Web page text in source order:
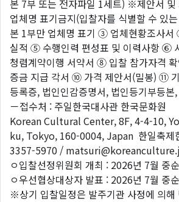
본 7부 또는 전자파일 1세트) ※제안서 및
업체명 표기금지(입찰자를 식별할 수 있
본 1부만 업체명 표기 ③ 업체현황조사
실적 ⑤ 수행인력 편성표 및 이력사항 ⑥
청렴계약이행 서약서 ⑧ 입찰 참가자격
증금 지급 각서 ⑩ 가격 제안서(밀봉) ⑪
등록증, 법인인감증명서, 법인등기부등
－접수처 : 주일한국대사관 한국문화원
Korean Cultural Center, 8F, 4-4-10,
ku, Tokyo, 160-0004, Japan 한일축제
3357-5970 /
ㅇ입찰선정위원회 개최 : 2026년 7월 중
ㅇ우선협상대상자 발표 : 2026년 7월 중
※상기 입찰일정은 발주기관 사정에 의해